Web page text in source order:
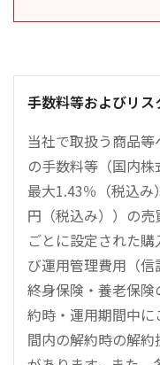
手数料等およびリス
当社で取扱う商品
の手数料等（国内
最大1.43％（税込
円（税込み））の
ごとに設定された
び運用管理費用（信
終身保険・養老保
約時・運用期間中
間内の解約時の解